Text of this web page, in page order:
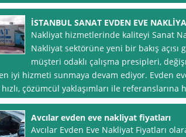
İSTANBUL SANAT EVDEN EVE
Nakliyat hizmetlerinde kaliteyi Sanat
Nakliyat sektörüne yeni bir bakış açısı
müşteri odaklı çalışma presipleri,
iyi hizmeti sunmaya devam ediyor. Evden
hızlı, çözümcül yaklaşımları ile referanslarına
Avcılar evden eve nakliyat fiyatları
Avcılar Evden Eve Nakliyat Fiyatları